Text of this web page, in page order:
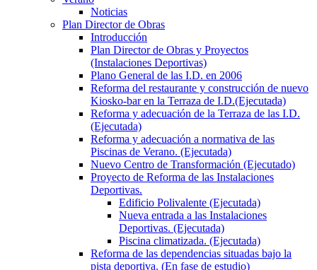
Noticias
Plan Director de Obras
Introducción
Plan Director de Obras y Proyectos
(Instalaciones Deportivas)
Plano General de las I.D. en 2006
Reforma del restaurante y construcción de nuevo
Kiosko-bar en la Terraza de I.D.(Ejecutada)
Reforma y adecuación de la Terraza de las I.D.
(Ejecutada)
Reforma y adecuación a normativa de las
Piscinas de Verano. (Ejecutada)
Nuevo Centro de Transformación (Ejecutado)
Proyecto de Reforma de las Instalaciones
Deportivas.
Edificio Polivalente (Ejecutada)
Nueva entrada a las Instalaciones
Deportivas. (Ejecutada)
Piscina climatizada. (Ejecutada)
Reforma de las dependencias situadas bajo la
pista deportiva. (En fase de estudio)